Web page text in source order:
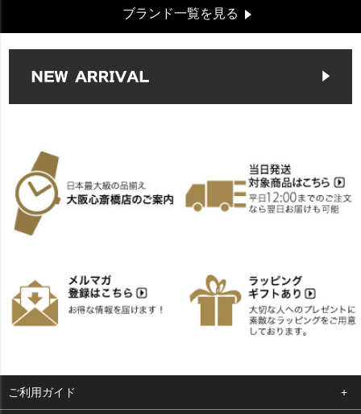
ブランド一覧を見る
ご利用ガイド